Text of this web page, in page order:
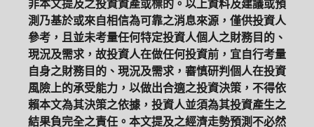
非本文提及之投資資產或標的。以上資料及建議或預
測乃基於或來自相信為可靠之消息來源，僅供投資人
參考，且並未考量任何特定投資人個人之財務目的、
現況及需求，故投資人在做任何投資前，宜自行考量
自身之財務目的、現況及需求，審慎研判個人在投資
風險上的承受能力，以做出合適之投資決策，不得依
賴本文為其決策之依據，投資人並須為其投資產生之
結果負完全之責任。本文提及之經濟走勢預測不必然